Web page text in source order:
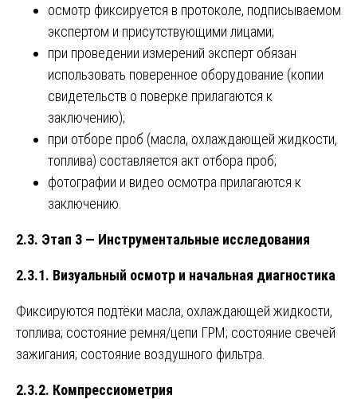
осмотр фиксируется в протоколе, подписываемом
экспертом и присутствующими лицами;
при проведении измерений эксперт обязан
использовать поверенное оборудование (копии
свидетельств о поверке прилагаются к
заключению);
при отборе проб (масла, охлаждающей жидкости,
топлива) составляется акт отбора проб;
фотографии и видео осмотра прилагаются к
заключению.
2.3. Этап 3 — Инструментальные исследования
2.3.1. Визуальный осмотр и начальная диагностика
Фиксируются подтёки масла, охлаждающей жидкости,
топлива; состояние ремня/цепи ГРМ; состояние свечей
зажигания; состояние воздушного фильтра.
2.3.2. Компрессиометрия